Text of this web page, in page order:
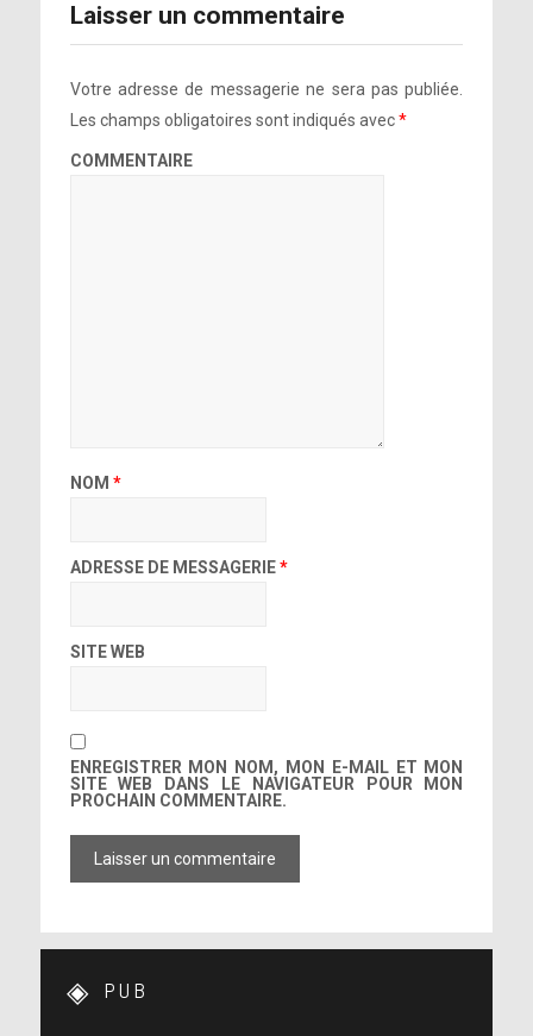
Laisser un commentaire
Votre adresse de messagerie ne sera pas publiée.
Les champs obligatoires sont indiqués avec*
COMMENTAIRE
NOM *
ADRESSE DE MESSAGERIE*
SITE WEB
ENREGISTRER MON NOM, MON E-MAIL ET MON
SITE WEB DANS LE NAVIGATEUR POUR MON
PROCHAIN COMMENTAIRE.
PUB